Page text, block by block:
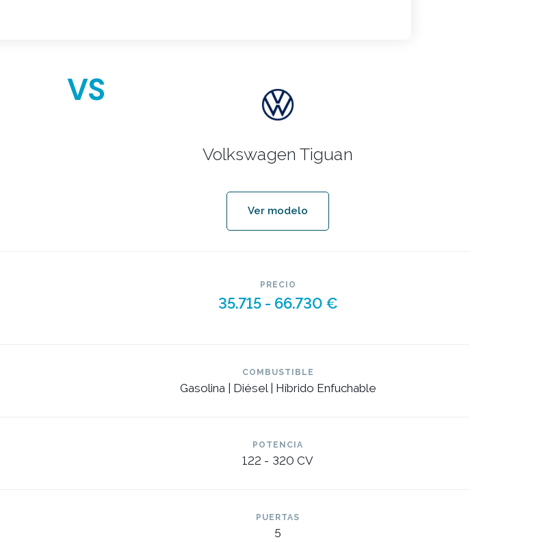
VS
Volkswagen Tiguan
Ver modelo
PRECIO
35.715 - 66.730 €
COMBUSTIBLE
Gasolina | Diésel | Híbrido Enfuchable
POTENCIA
122 - 320 CV
PUERTAS
5